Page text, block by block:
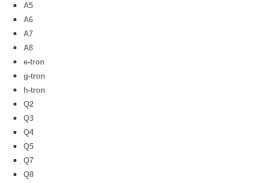
A5
A6
A7
A8
e-tron
g-tron
h-tron
Q2
Q3
Q4
Q5
Q7
Q8